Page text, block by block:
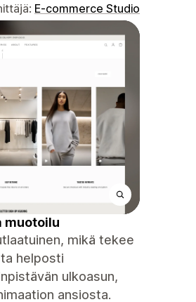
E-commerce Studio
muotoilu
mikä tekee
helposti
ulkoasun,
ansiosta.